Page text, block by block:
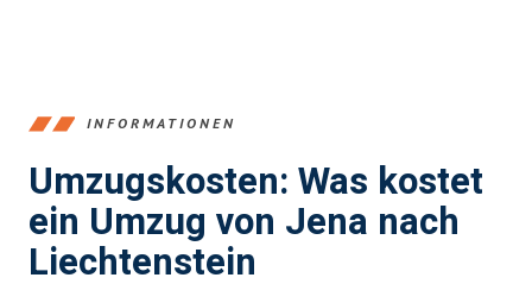
INFORMATIONEN
Umzugskosten: Was kostet
ein Umzug von Jena nach
Liechtenstein